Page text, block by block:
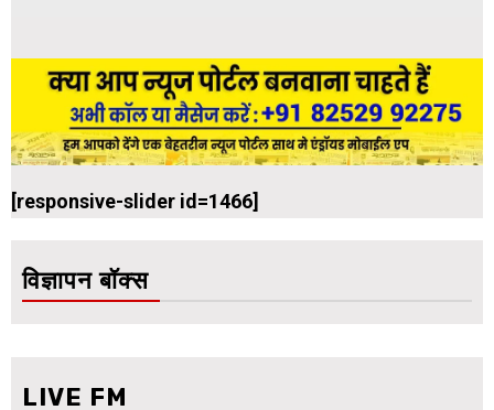
[responsive-slider id=1466]
विज्ञापन बॉक्स
LIVE FM